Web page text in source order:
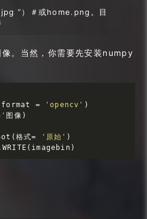
”）＃或home.png。目
。当然，你需要先安装numpy
=
'opencv' )
图像)
格式=
'原始' )